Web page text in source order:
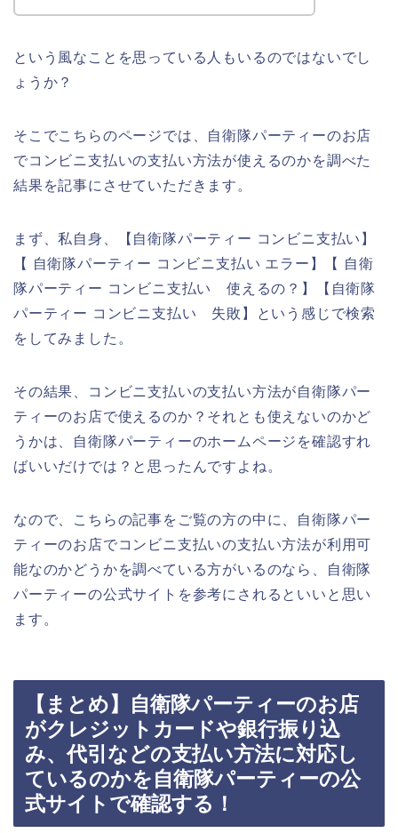
という風なことを思っている人もいるのではないでし
ょうか？
そこでこちらのページでは、自衛隊パーティーのお店
でコンビニ支払いの支払い方法が使えるのかを調べた
結果を記事にさせていただきます。
まず、私自身、【自衛隊パーティー コンビニ支払い】
【 自衛隊パーティー コンビニ支払い エラー】【 自衛
隊パーティー コンビニ支払い 使えるの？】【自衛隊
パーティー コンビニ支払い 失敗】という感じで検索
をしてみました。
その結果、コンビニ支払いの支払い方法が自衛隊パー
ティーのお店で使えるのか？それとも使えないのかど
うかは、自衛隊パーティーのホームページを確認すれ
ばいいだけでは？と思ったんですよね。
なので、こちらの記事をご覧の方の中に、自衛隊パー
ティーのお店でコンビニ支払いの支払い方法が利用可
能なのかどうかを調べている方がいるのなら、自衛隊
パーティーの公式サイトを参考にされるといいと思い
ます。
【まとめ】自衛隊パーティーのお店
がクレジットカードや銀行振り込
み、代引などの支払い方法に対応し
ているのかを自衛隊パーティーの公
式サイトで確認する！